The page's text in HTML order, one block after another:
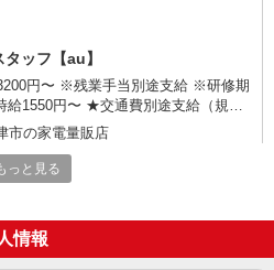
ッフ【au】
円〜 ※残業手当別途支給 ※研修期
給1550円〜 ★交通費別途支給（規定
規定有) お友達を紹介頂くと,
給(規定有) ゜・。○。・゜
・゜+゜
市の家電量販店
っと見る
情報